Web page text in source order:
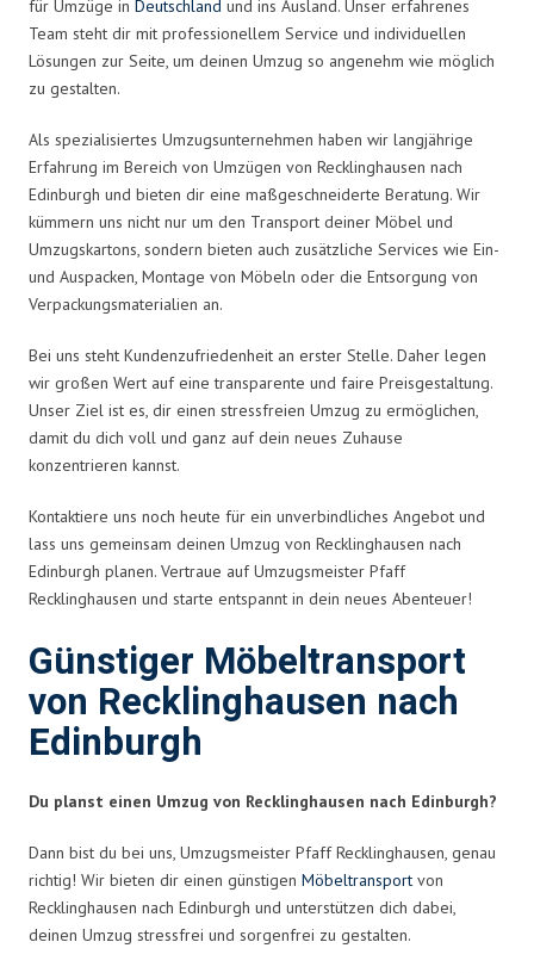
für Umzüge in Deutschland und ins Ausland. Unser erfahrenes
Team steht dir mit professionellem Service und individuellen
Lösungen zur Seite, um deinen Umzug so angenehm wie möglich
zu gestalten.
Als spezialisiertes Umzugsunternehmen haben wir langjährige
Erfahrung im Bereich von Umzügen von Recklinghausen nach
Edinburgh und bieten dir eine maßgeschneiderte Beratung. Wir
kümmern uns nicht nur um den Transport deiner Möbel und
Umzugskartons, sondern bieten auch zusätzliche Services wie Ein-
und Auspacken, Montage von Möbeln oder die Entsorgung von
Verpackungsmaterialien an.
Bei uns steht Kundenzufriedenheit an erster Stelle. Daher legen
wir großen Wert auf eine transparente und faire Preisgestaltung.
Unser Ziel ist es, dir einen stressfreien Umzug zu ermöglichen,
damit du dich voll und ganz auf dein neues Zuhause
konzentrieren kannst.
Kontaktiere uns noch heute für ein unverbindliches Angebot und
lass uns gemeinsam deinen Umzug von Recklinghausen nach
Edinburgh planen. Vertraue auf Umzugsmeister Pfaff
Recklinghausen und starte entspannt in dein neues Abenteuer!
Günstiger Möbeltransport
von Recklinghausen nach
Edinburgh
Du planst einen Umzug von Recklinghausen nach Edinburgh?
Dann bist du bei uns, Umzugsmeister Pfaff Recklinghausen, genau
richtig! Wir bieten dir einen günstigen Möbeltransport von
Recklinghausen nach Edinburgh und unterstützen dich dabei,
deinen Umzug stressfrei und sorgenfrei zu gestalten.